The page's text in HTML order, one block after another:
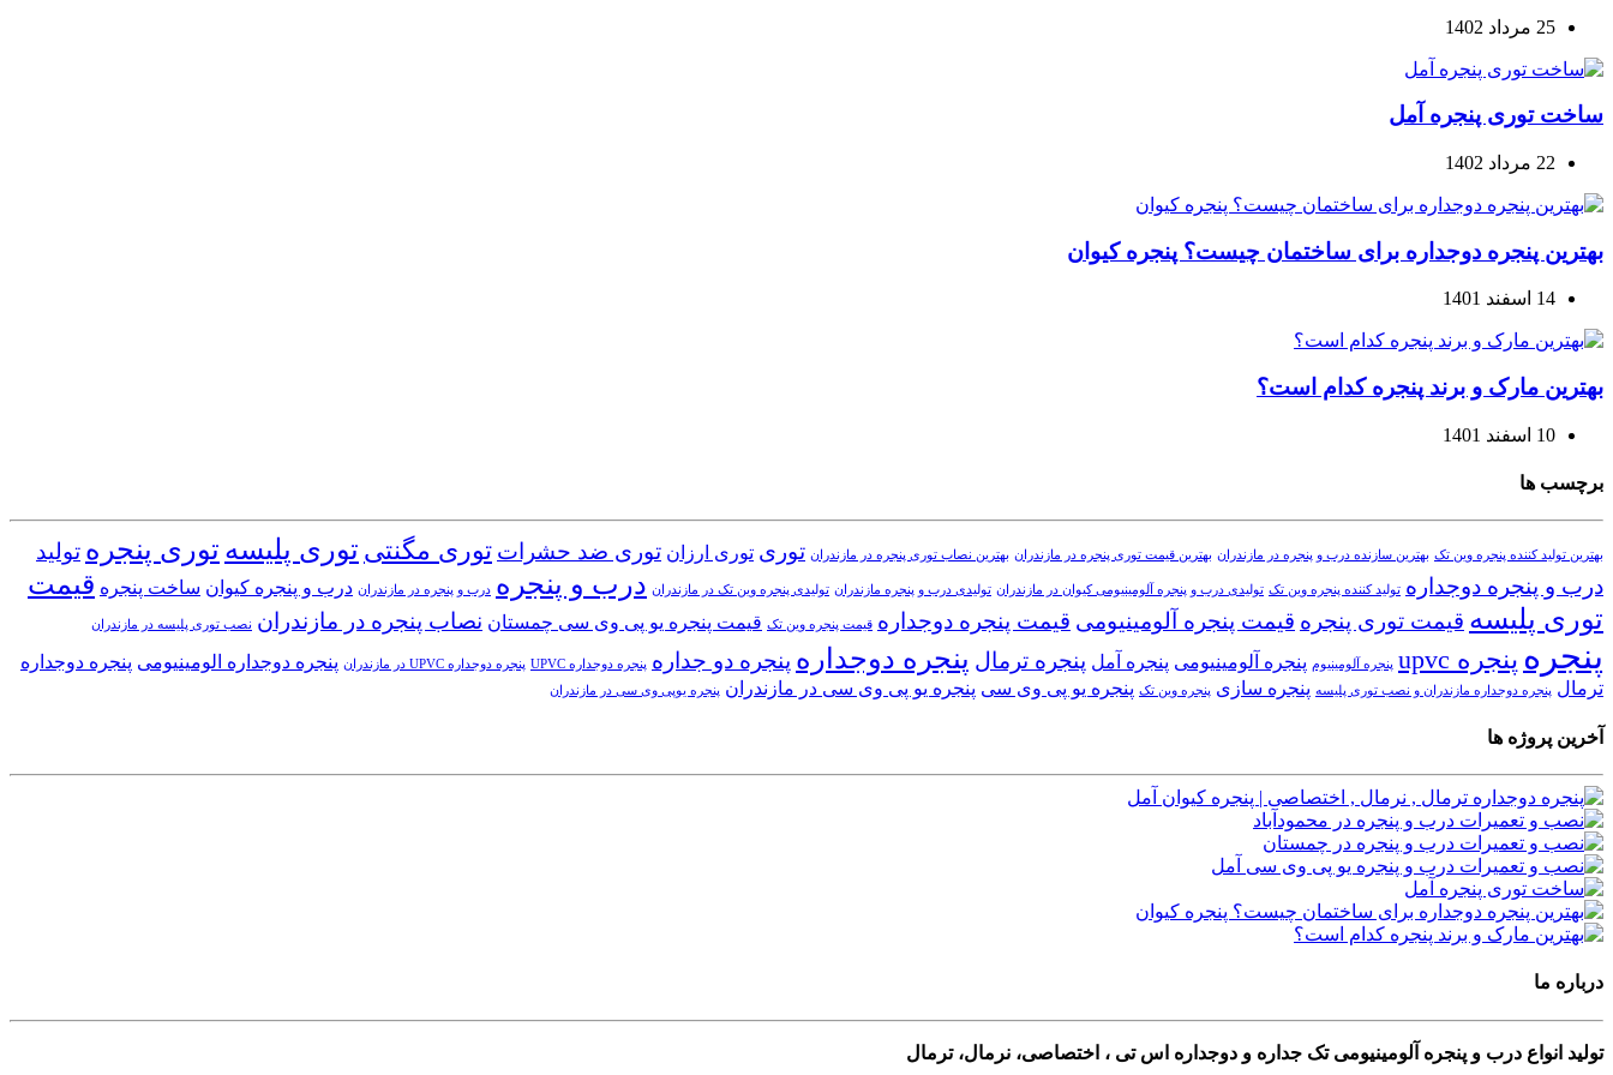
25 مرداد 1402
ساخت توری پنجره آمل
22 مرداد 1402
بهترین پنجره دوجداره برای ساختمان چیست؟ پنجره کیوان
14 اسفند 1401
بهترین مارک و برند پنجره کدام است؟
10 اسفند 1401
برچسب ها
بهترین تولید کننده پنجره وین تک بهترین سازنده درب و پنجره در مازندران بهترین قیمت توری پنجره در مازندران بهترین نصاب توری پنجره در مازندران توری توری ارزان توری ضد حشرات توری مگنتی توری پلیسه توری پنجره تولید
درب و پنجره دوجداره تولید کننده پنجره وین تک تولیدی درب و پنجره آلومینیومی کیوان در مازندران تولیدی درب و پنجره مازندران تولیدی پنجره وین تک در مازندران درب و پنجره درب و پنجره در مازندران درب و پنجره کیوان ساخت پنجره قیمت
توری پلیسه قیمت توری پنجره قیمت پنجره آلومینیومی قیمت پنجره دوجداره قیمت پنجره وین تک قیمت پنجره یو پی وی سی چمستان نصاب پنجره در مازندران نصب توری پلیسه در مازندران
پنجره پنجره upvc پنجره آلومینیوم پنجره آلومینیومی پنجره آمل پنجره ترمال پنجره دوجداره پنجره دو جداره پنجره دوجداره UPVC پنجره دوجداره UPVC در مازندران پنجره دوجداره الومینیومی پنجره دوجداره
ترمال پنجره دوجداره مازندران و نصب توری پلیسه پنجره سازی پنجره وین تک پنجره یو پی وی سی پنجره یو پی وی سی در مازندران پنجره یوپی وی سی در مازندران
آخرین پروژه ها
درباره ما
تولید انواع درب و پنجره آلومینیومی تک جداره و دوجداره اس تی ، اختصاصی، نرمال، ترمال